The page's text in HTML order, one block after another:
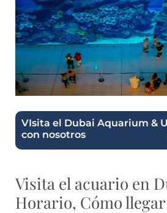
VIsita el Dubai Aquarium &
con nosotros
Visita el acuario en
Horario, Cómo llegar